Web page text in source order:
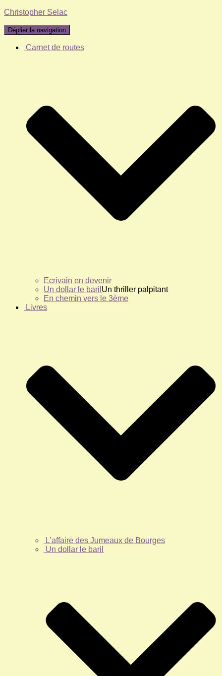
Christopher Selac
Déplier la navigation
Carnet de routes
Ecrivain en devenir
Un dollar le baril Un thriller palpitant
En chemin vers le 3ème
Livres
L’affaire des Jumeaux de Bourges
Un dollar le baril